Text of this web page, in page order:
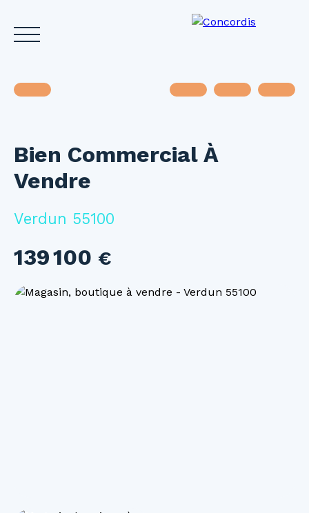
Accueil Acheter Louer Vendre
Estimez votre bien
Bien Commercial À
Vendre
Verdun 55100
139 100 €